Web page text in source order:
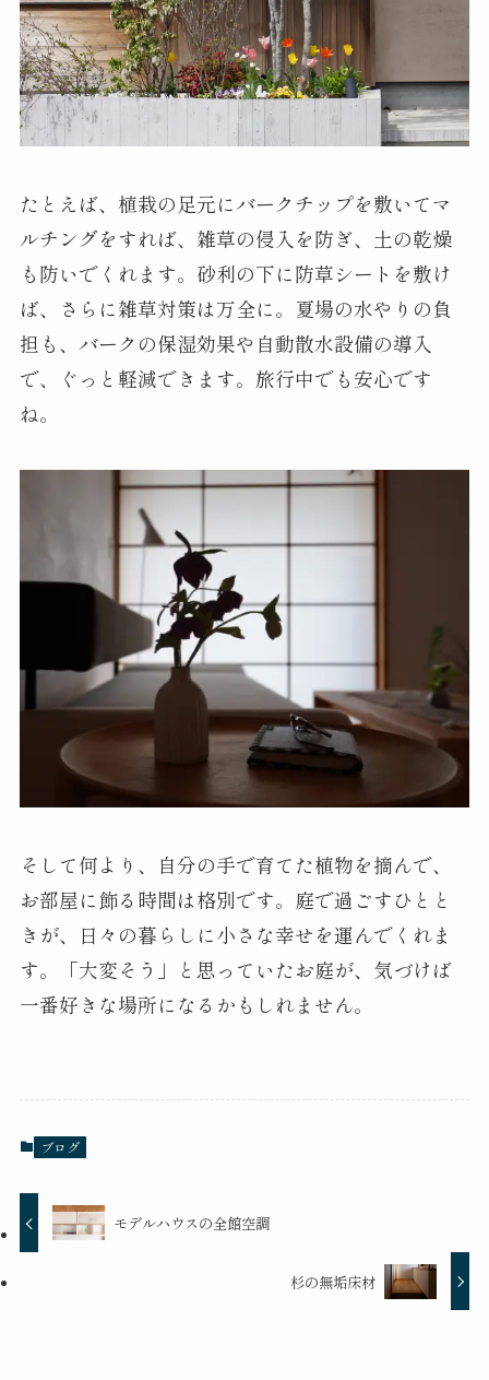
たとえば、植栽の足元にバークチップを敷いてマ
ルチングをすれば、雑草の侵入を防ぎ、土の乾燥
も防いでくれます。砂利の下に防草シートを敷け
ば、さらに雑草対策は万全に。夏場の水やりの負
担も、バークの保湿効果や自動散水設備の導入
で、ぐっと軽減できます。旅行中でも安心です
ね。
そして何より、自分の手で育てた植物を摘んで、
お部屋に飾る時間は格別です。庭で過ごすひとと
きが、日々の暮らしに小さな幸せを運んでくれま
す。「大変そう」と思っていたお庭が、気づけば
一番好きな場所になるかもしれません。
ブログ
モデルハウスの全館空調
杉の無垢床材